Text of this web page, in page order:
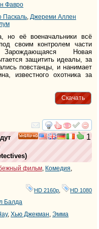
Фавро
Паскаль, Джереми Аллен
но её военачальники всё
своим контролем части
Зарождающаяся Новая
защитить идеалы, за
повстанцы, и нанимает
известного охотника за
Скачать
смотреть
1
)
фильм Комедия
HD 2160р HD 1080
Балда
, Хью Джекман Эмма